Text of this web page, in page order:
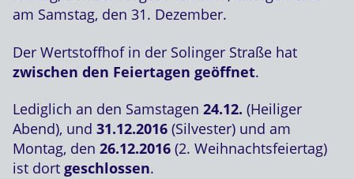
am Samstag, den 31. Dezember.
Der Wertstoffhof in der Solinger Straße hat
zwischen den Feiertagen geöffnet.
Lediglich an den Samstagen 24.12. (Heiliger
Abend), und 31.12.2016 (Silvester) und am
Montag, den 26.12.2016 (2. Weihnachtsfeiertag)
ist dort geschlossen.